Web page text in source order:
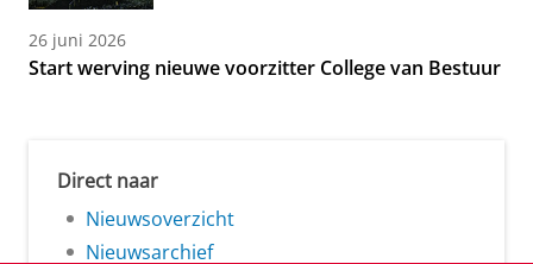
26 juni 2026
Start werving nieuwe voorzitter College van Bestuur
Direct naar
Nieuwsoverzicht
Nieuwsarchief